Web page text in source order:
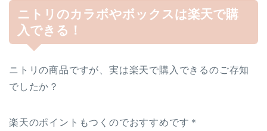
ニトリのカラボやボックスは楽天で購
入できる！
ニトリの商品ですが、実は楽天で購入できるのご存知
でしたか？
楽天のポイントもつくのでおすすめです＊